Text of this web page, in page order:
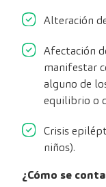
Alteración
Afectación
manifestar
alguno de
equilibrio o
Crisis
niños).
¿Cómo se